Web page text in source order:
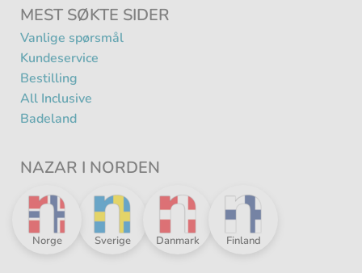
MEST SØKTE SIDER
Vanlige spørsmål
Kundeservice
Bestilling
All Inclusive
Badeland
NAZAR I NORDEN
Nazar
Sverige
Nazar
Danmark
Nazar
Finland
Nazar
Norge